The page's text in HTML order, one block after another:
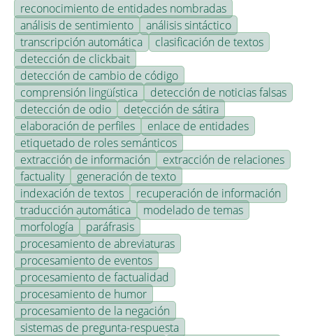
reconocimiento de entidades nombradas
análisis de sentimiento
análisis sintáctico
transcripción automática
clasificación de textos
detección de clickbait
detección de cambio de código
comprensión lingüística
detección de noticias falsas
detección de odio
detección de sátira
elaboración de perfiles
enlace de entidades
etiquetado de roles semánticos
extracción de información
extracción de relaciones
factuality
generación de texto
indexación de textos
recuperación de información
traducción automática
modelado de temas
morfología
paráfrasis
procesamiento de abreviaturas
procesamiento de eventos
procesamiento de factualidad
procesamiento de humor
procesamiento de la negación
sistemas de pregunta-respuesta